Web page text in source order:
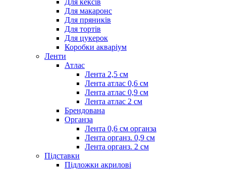
Для кексів
Для макаронс
Для пряників
Для тортів
Для цукерок
Коробки акваріум
Ленти
Атлас
Лента 2,5 см
Лента атлас 0,6 см
Лента атлас 0,9 см
Лента атлас 2 см
Брендована
Органза
Лента 0,6 см органза
Лента органз. 0,9 см
Лента органз. 2 см
Підставки
Підложки акрилові